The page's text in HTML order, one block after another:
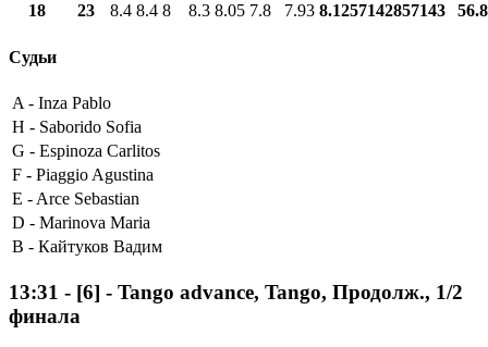
18
23 8.4 8.4 8 8.3 8.05 7.8 7.93 8.1257142857143
Судьи
A - Inza Pablo
H - Saborido Sofia
G - Espinoza Carlitos
F - Piaggio Agustina
E - Arce Sebastian
D - Marinova Maria
B - Кайтуков Вадим
13:31 - [6] - Tango advance, Tango, Продолж., 1/2
финала